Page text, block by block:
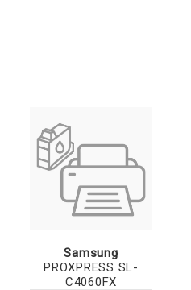
Samsung
PROXPRESS SL-
C4060FX